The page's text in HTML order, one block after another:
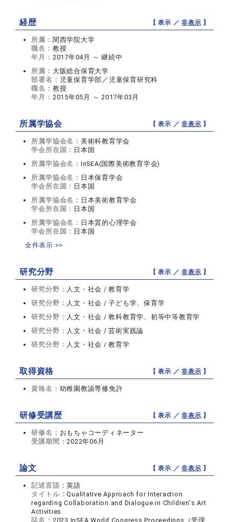
経歴 【 表示 ／非表示 】
所属： 関西学院大学
職名： 教授
年月： 2017年04月 ～ 継続中
所属： 大阪総合保育大学
部署名： 児童保育学部／児童保育研究科
職名： 教授
年月： 2015年05月 ～ 2017年03月
所属学協会 【 表示 ／非表示 】
所属学協会名： 美術科教育学会
学会所在国： 日本国
所属学協会名： InSEA(国際美術教育学会)
所属学協会名： 日本保育学会
学会所在国： 日本国
所属学協会名： 日本美術教育学会
学会所在国： 日本国
所属学協会名： 日本質的心理学会
学会所在国： 日本国
全件表示 >>
研究分野 【 表示 ／非表示 】
研究分野： 人文・社会 / 教育学
研究分野： 人文・社会 / 子ども学、保育学
研究分野： 人文・社会 / 教科教育学、初等中等教育学
研究分野： 人文・社会 / 芸術実践論
研究分野： 人文・社会 / 教育学
取得資格 【 表示 ／非表示 】
資格名： 幼稚園教諭専修免許
研修受講歴 【 表示 ／非表示 】
研修名： おもちゃコーディネーター
受講期間： 2022年06月
論文 【 表示 ／非表示 】
記述言語：英語
タイトル：Qualitative Approach for Interaction
regarding Collaboration and Dialogue in Children's Art
Activities
誌名： 2023 InSEA World Congress Proceedings（受理